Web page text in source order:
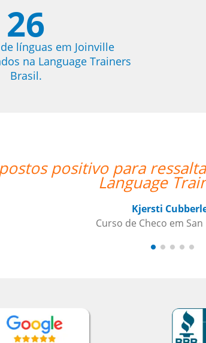
26
línguas em Joinville
na Language Trainers
Brasil.
do meu professor